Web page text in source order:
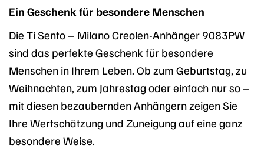
Ein Geschenk für besondere Menschen
Die Ti Sento – Milano Creolen-Anhänger 9083PW
sind das perfekte Geschenk für besondere
Menschen in Ihrem Leben. Ob zum Geburtstag, zu
Weihnachten, zum Jahrestag oder einfach nur so –
mit diesen bezaubernden Anhängern zeigen Sie
Ihre Wertschätzung und Zuneigung auf eine ganz
besondere Weise.